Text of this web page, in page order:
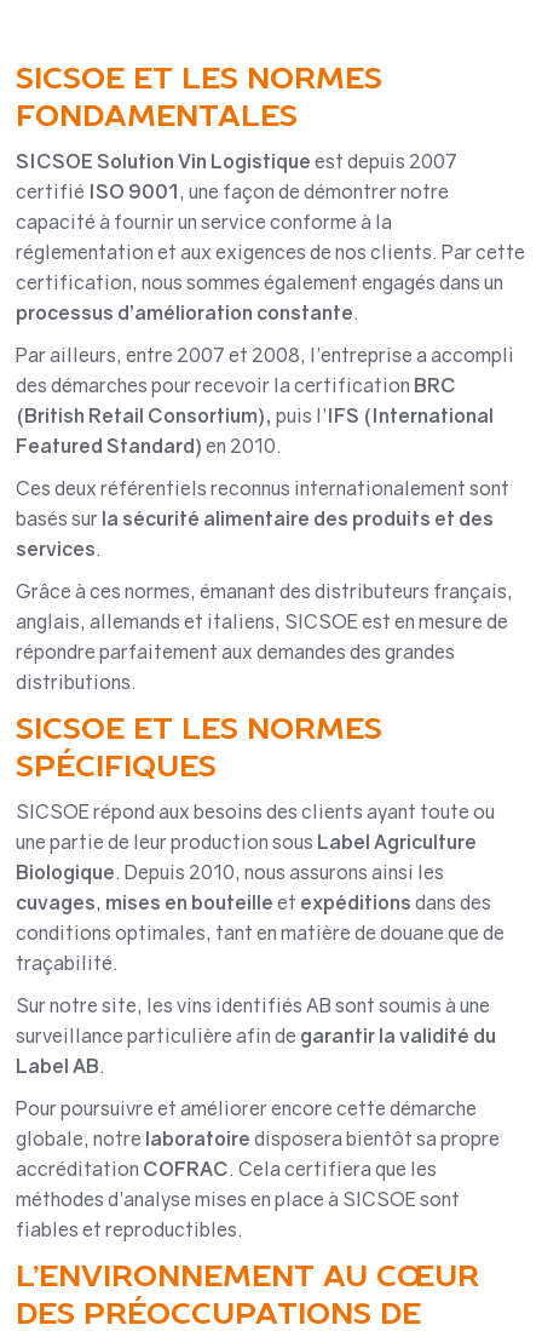
SICSOE ET LES NORMES
FONDAMENTALES
SICSOE Solution Vin Logistique est depuis 2007
certifié ISO 9001, une façon de démontrer notre
capacité à fournir un service conforme à la
réglementation et aux exigences de nos clients. Par cette
certification, nous sommes également engagés dans un
processus d’amélioration constante.
Par ailleurs, entre 2007 et 2008, l’entreprise a accompli
des démarches pour recevoir la certification BRC
(British Retail Consortium), puis l’IFS (International
Featured Standard) en 2010.
Ces deux référentiels reconnus internationalement sont
basés sur la sécurité alimentaire des produits et des
services.
Grâce à ces normes, émanant des distributeurs français,
anglais, allemands et italiens, SICSOE est en mesure de
répondre parfaitement aux demandes des grandes
distributions.
SICSOE ET LES NORMES
SPÉCIFIQUES
SICSOE répond aux besoins des clients ayant toute ou
une partie de leur production sous Label Agriculture
Biologique. Depuis 2010, nous assurons ainsi les
cuvages, mises en bouteille et expéditions dans des
conditions optimales, tant en matière de douane que de
traçabilité.
Sur notre site, les vins identifiés AB sont soumis à une
surveillance particulière afin de garantir la validité du
Label AB.
Pour poursuivre et améliorer encore cette démarche
globale, notre laboratoire disposera bientôt sa propre
accréditation COFRAC. Cela certifiera que les
méthodes d’analyse mises en place à SICSOE sont
fiables et reproductibles.
L’ENVIRONNEMENT AU CŒUR
DES PRÉOCCUPATIONS DE